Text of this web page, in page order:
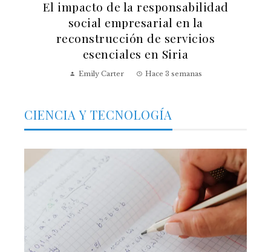
El impacto de la responsabilidad
social empresarial en la
reconstrucción de servicios
esenciales en Siria
Emily Carter Hace 3 semanas
CIENCIA Y TECNOLOGÍA